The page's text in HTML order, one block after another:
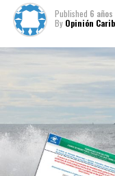
Published 6
By Opinión